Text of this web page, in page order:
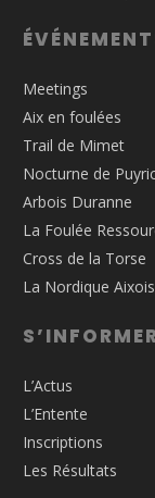
Meetings
Aix en foulées
Trail de Mimet
Nocturne de
Arbois Duranne
La Foulée
Cross de la Torse
La Nordique
L’Actus
L’Entente
Inscriptions
Les Résultats